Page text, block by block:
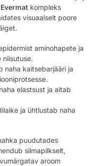
Evermat kompleks
visuaalselt poore
aminohapete ja
niisutuse.
naha kaitsebarjääri ja
elastsust ja aitab
ja ühtlustab naha
puudutades
silmapilkselt,
aroom